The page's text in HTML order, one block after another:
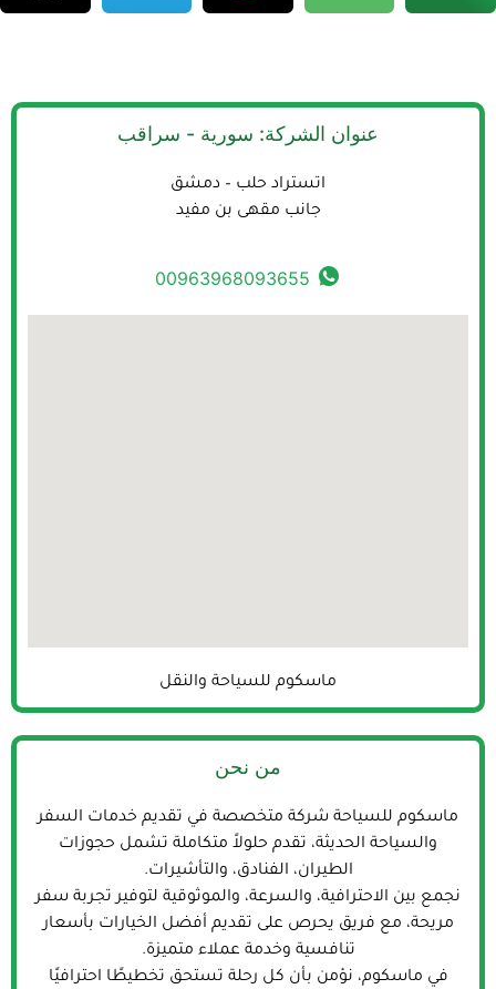
عنوان الشركة: سورية - سراقب
اتستراد حلب – دمشق
جانب مقهى بن مفيد
00963968093655
ماسكوم للسياحة والنقل
من نحن
ماسكوم للسياحة شركة متخصصة في تقديم خدمات السفر
والسياحة الحديثة، تقدم حلولاً متكاملة تشمل حجوزات
الطيران، الفنادق، والتأشيرات.
نجمع بين الاحترافية، والسرعة، والموثوقية لتوفير تجربة سفر
مريحة، مع فريق يحرص على تقديم أفضل الخيارات بأسعار
تنافسية وخدمة عملاء متميزة.
في ماسكوم، نؤمن بأن كل رحلة تستحق تخطيطًا احترافيًا